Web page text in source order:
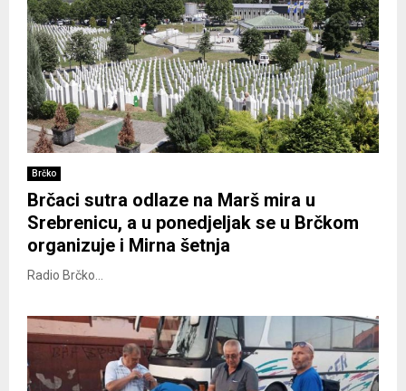
Brčko
Brčaci sutra odlaze na Marš mira u
Srebrenicu, a u ponedjeljak se u Brčkom
organizuje i Mirna šetnja
Radio Brčko...